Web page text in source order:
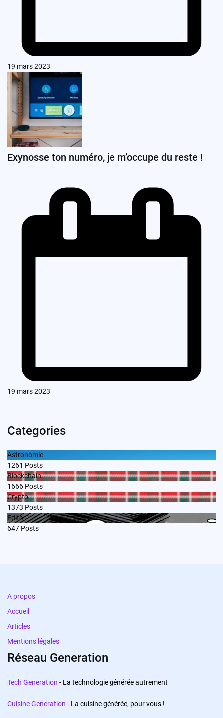
19 mars 2023
Exynosse ton numéro, je m’occupe du reste !
19 mars 2023
Categories
Astronomie
1261 Posts
Blockchain
1666 Posts
Crypto
1373 Posts
Edito
647 Posts
A propos
Accueil
Articles
Mentions légales
Réseau Generation
Tech Generation - La technologie générée autrement
Cuisine Generation - La cuisine générée, pour vous !